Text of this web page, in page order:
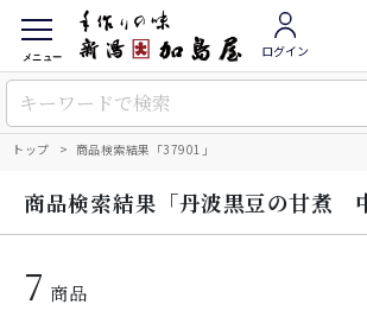
メニュー ログイン
トップ 商品検索結果「37901」
商品検索結果 「丹波黒豆の甘煮
7 商品